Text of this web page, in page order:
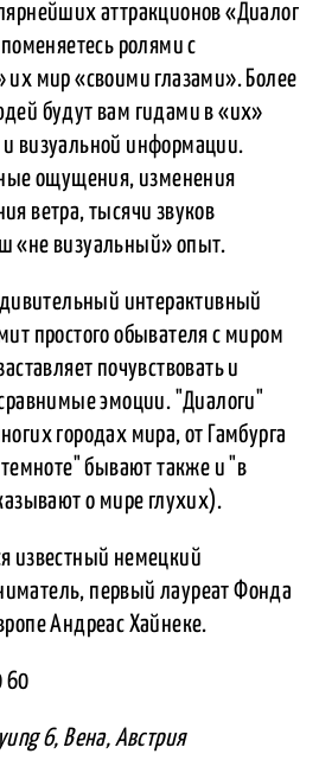
аттракционов «Диалог
ролями с
их мир «своими глазами». Более
будут вам гидами в «их»
визуальной информации.
ощущения, изменения
ветра, тысячи звуков
«не визуальный» опыт.
интерактивный
простого обывателя с миром
почувствовать и
эмоции. "Диалоги"
городах мира, от Гамбурга
бывают также и "в
о мире глухих).
известный немецкий
первый лауреат Фонда
Андреас Хайнеке.
60
6, Вена, Австрия